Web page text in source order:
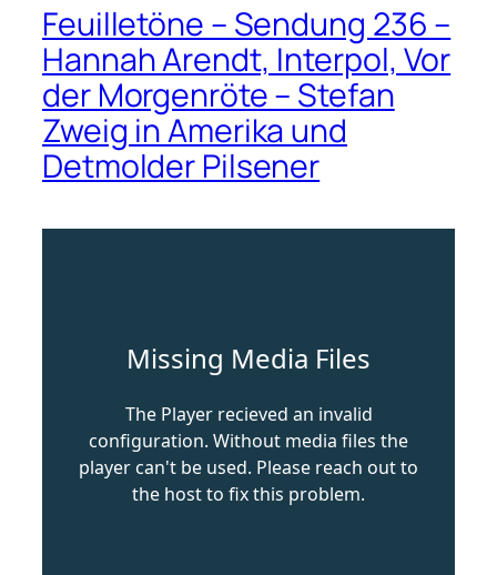
Feuilletöne – Sendung 236 –
Hannah Arendt, Interpol, Vor
der Morgenröte – Stefan
Zweig in Amerika und
Detmolder Pilsener